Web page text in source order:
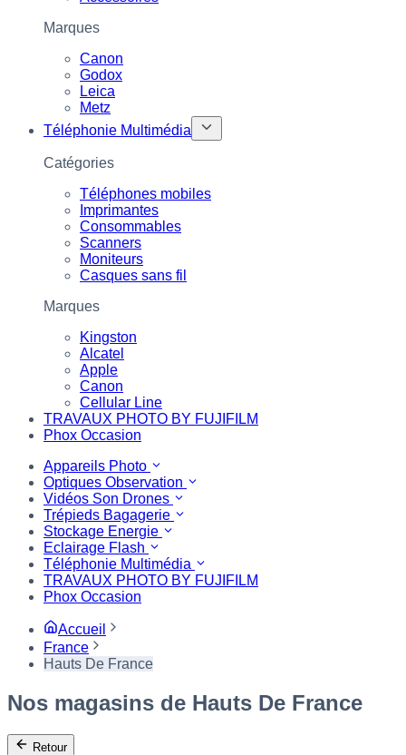
Marques
Canon
Godox
Leica
Metz
Téléphonie Multimédia
Catégories
Téléphones mobiles
Imprimantes
Consommables
Scanners
Moniteurs
Casques sans fil
Marques
Kingston
Alcatel
Apple
Canon
Cellular Line
TRAVAUX PHOTO BY FUJIFILM
Phox Occasion
Appareils Photo
Optiques Observation
Vidéos Son Drones
Trépieds Bagagerie
Stockage Energie
Eclairage Flash
Téléphonie Multimédia
TRAVAUX PHOTO BY FUJIFILM
Phox Occasion
Accueil
France
Hauts De France
Nos magasins de Hauts De France
Retour